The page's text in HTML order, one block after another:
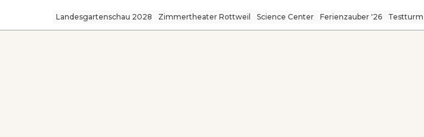
Landesgartenschau 2028 Zimmertheater Rottweil Science Center Ferienzauber '26 Testturm